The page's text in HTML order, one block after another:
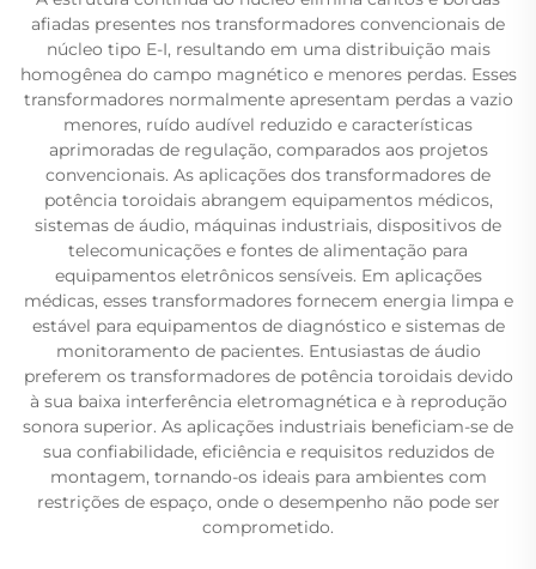
afiadas presentes nos transformadores convencionais de
núcleo tipo E-I, resultando em uma distribuição mais
homogênea do campo magnético e menores perdas. Esses
transformadores normalmente apresentam perdas a vazio
menores, ruído audível reduzido e características
aprimoradas de regulação, comparados aos projetos
convencionais. As aplicações dos transformadores de
potência toroidais abrangem equipamentos médicos,
sistemas de áudio, máquinas industriais, dispositivos de
telecomunicações e fontes de alimentação para
equipamentos eletrônicos sensíveis. Em aplicações
médicas, esses transformadores fornecem energia limpa e
estável para equipamentos de diagnóstico e sistemas de
monitoramento de pacientes. Entusiastas de áudio
preferem os transformadores de potência toroidais devido
à sua baixa interferência eletromagnética e à reprodução
sonora superior. As aplicações industriais beneficiam-se de
sua confiabilidade, eficiência e requisitos reduzidos de
montagem, tornando-os ideais para ambientes com
restrições de espaço, onde o desempenho não pode ser
comprometido.